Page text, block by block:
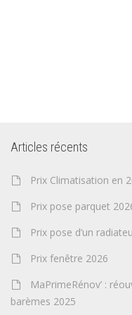
Articles récents
Prix Climatisation en
Prix pose parquet
Prix pose d’un
Prix fenêtre 2026
MaPrimeRénov’ :
barèmes 2025